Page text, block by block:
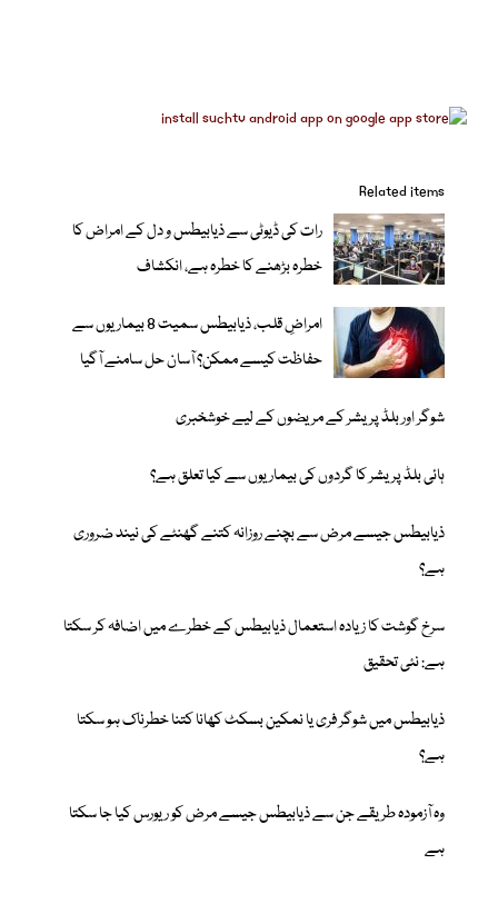
Related items
رات کی ڈیوٹی سے ذیابیطس و دل کے امراض کا
خطرہ بڑھنے کا خطرہ ہے، انکشاف
امراضِ قلب، ذیابیطس سمیت 8 بیماریوں سے
حفاظت کیسے ممکن؟ آسان حل سامنے آگیا
شوگر اور بلڈ پریشر کے مریضوں کے لیے خوشخبری
ہائی بلڈ پریشر کا گردوں کی بیماریوں سے کیا تعلق ہے؟
ذیابیطس جیسے مرض سے بچنے روزانہ کتنے گھنٹے کی نیند ضروری
ہے؟
سرخ گوشت کا زیادہ استعمال ذیابیطس کے خطرے میں اضافہ کر سکتا
ہے: نئی تحقیق
ذیابیطس میں شوگر فری یا نمکین بسکٹ کھانا کتنا خطرناک ہو سکتا
ہے؟
وہ آزمودہ طریقے جن سے ذیابیطس جیسے مرض کو ریورس کیا جا سکتا
ہے